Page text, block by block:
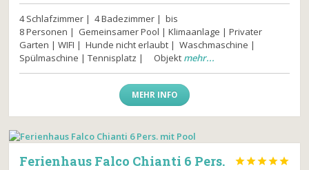
4 Schlafzimmer | 4 Badezimmer | bis
8 Personen | Gemeinsamer Pool | Klimaanlage | Privater
Garten | WIFI | Hunde nicht erlaubt | Waschmaschine |
Spülmaschine | Tennisplatz | Objekt mehr...
MEHR INFO
Ferienhaus Falco Chianti 6 Pers.
